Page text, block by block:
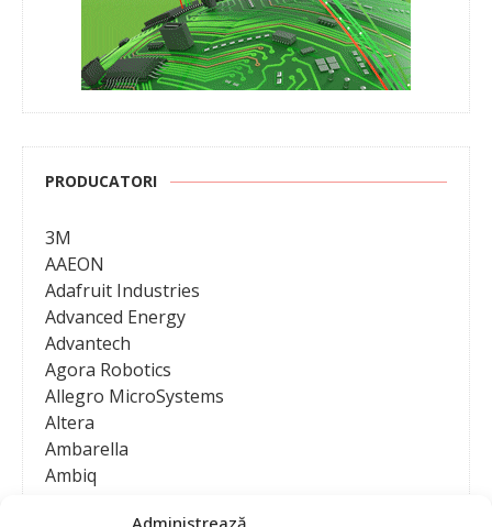
Administrează
PRODUCATORI
3M
AAEON
Adafruit Industries
Advanced Energy
Advantech
Agora Robotics
Allegro MicroSystems
Altera
Ambarella
Ambiq